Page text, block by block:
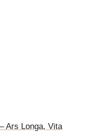
Ars Longa, Vita